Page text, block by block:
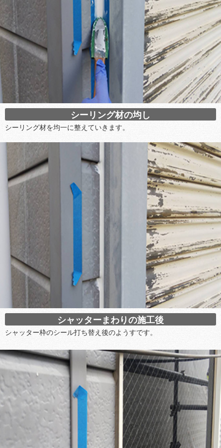
シーリング材の均し
シーリング材を均一に整えていきます。
シャッターまわりの施工後
シャッター枠のシール打ち替え後のようすです。